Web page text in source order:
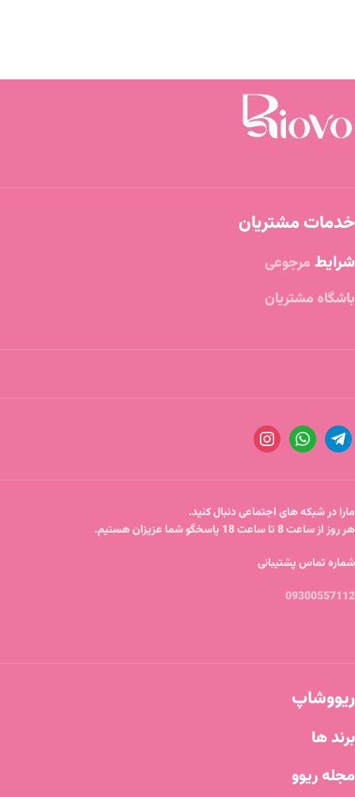
خدمات مشتریان
شرایط مرجوعی
باشگاه مشتریان
مارا در شبکه های اجتماعی دنبال کنید.
هر روز از ساعت 8 تا ساعت 18 پاسخگو شما عزیزان هستیم.
شماره تماس پشتیبانی
09300557112
ریووشاپ
برند ها
مجله ریوو